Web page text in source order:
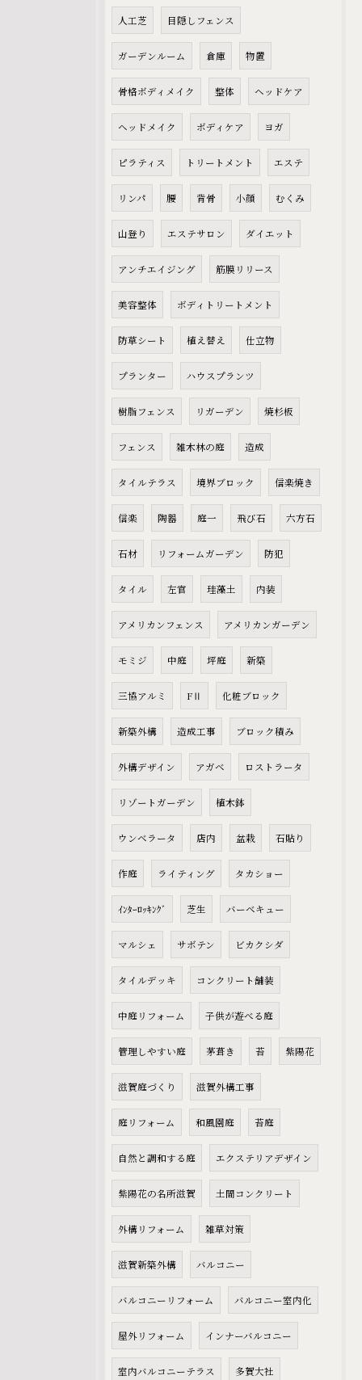
人工芝 目隠しフェンス
ガーデンルーム 倉庫 物置
骨格ボディメイク 整体 ヘッドケア
ヘッドメイク ボディケア ヨガ
ピラティス トリートメント エステ
リンパ 腰 背骨 小顔 むくみ
山登り エステサロン ダイエット
アンチエイジング 筋膜リリース
美容整体 ボディトリートメント
防草シート 植え替え 仕立物
プランター ハウスプランツ
樹脂フェンス リガーデン 焼杉板
フェンス 雑木林の庭 造成
タイルテラス 境界ブロック 信楽焼き
信楽 陶器 庭一 飛び石 六方石
石材 リフォームガーデン 防犯
タイル 左官 珪藻土 内装
アメリカンフェンス アメリカンガーデン
モミジ 中庭 坪庭 新築
三協アルミ FⅡ 化粧ブロック
新築外構 造成工事 ブロック積み
外構デザイン アガベ ロストラータ
リゾートガーデン 植木鉢
ウンベラータ 店内 盆栽 石貼り
作庭 ライティング タカショー
ｲﾝﾀｰﾛｯｷﾝｸﾞ 芝生 バーベキュー
マルシェ サボテン ビカクシダ
タイルデッキ コンクリート舗装
中庭リフォーム 子供が遊べる庭
管理しやすい庭 茅葺き 苔 紫陽花
滋賀庭づくり 滋賀外構工事
庭リフォーム 和風園庭 苔庭
自然と調和する庭 エクステリアデザイン
紫陽花の名所滋賀 土間コンクリート
外構リフォーム 雑草対策
滋賀新築外構 バルコニー
バルコニーリフォーム バルコニー室内化
屋外リフォーム インナーバルコニー
室内バルコニーテラス 多賀大社